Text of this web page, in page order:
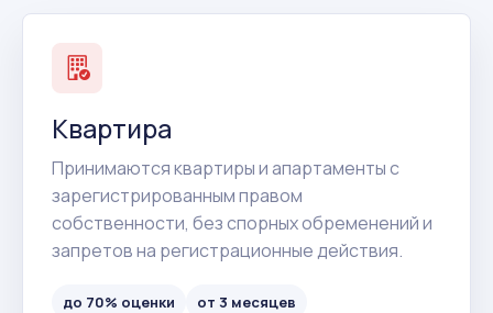
Квартира
Принимаются квартиры и апартаменты с
зарегистрированным правом
собственности, без спорных обременений и
запретов на регистрационные действия.
до 70% оценки от 3 месяцев